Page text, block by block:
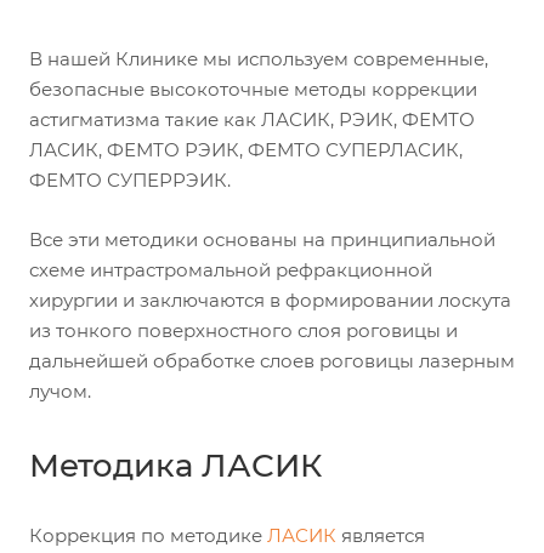
В нашей Клинике мы используем современные,
безопасные высокоточные методы коррекции
астигматизма такие как ЛАСИК, РЭИК, ФЕМТО
ЛАСИК, ФЕМТО РЭИК, ФЕМТО СУПЕРЛАСИК,
ФЕМТО СУПЕРРЭИК.
Все эти методики основаны на принципиальной
схеме интрастромальной рефракционной
хирургии и заключаются в формировании лоскута
из тонкого поверхностного слоя роговицы и
дальнейшей обработке слоев роговицы лазерным
лучом.
Методика ЛАСИК
Коррекция по методике ЛАСИК является